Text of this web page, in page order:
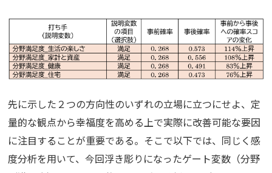
先に示した２つの方向性のいずれの立場に立つにせよ、定
量的な観点から幸福度を高める上で実際に改善可能な要因
に注目することが重要である。そこで以下では、同じく感
度分析を用いて、今回浮き彫りになったゲート変数（分野